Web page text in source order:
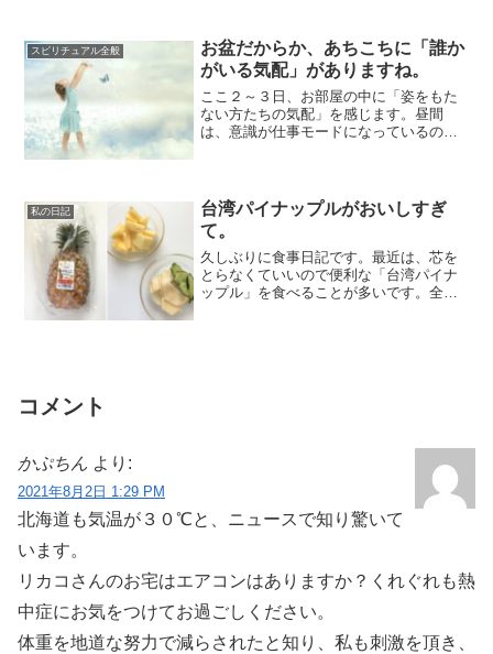
スピリチュアル全般
お盆だからか、あちこちに「誰か
がいる気配」がありますね。
ここ２～３日、お部屋の中に「姿をもた
ない方たちの気配」を感じます。昼間
は、意識が仕事モードになっているので
私の日記
台湾パイナップルがおいしすぎ
て。
久しぶりに食事日記です。最近は、芯を
とらなくていいので便利な「台湾パイナ
ップル」を食べることが多いです。全体
コメント
かぷちん より:
2021年8月2日 1:29 PM
北海道も気温が３０℃と、ニュースで知り驚いて
います。
リカコさんのお宅はエアコンはありますか？くれぐれも熱
中症にお気をつけてお過ごしください。
体重を地道な努力で減らされたと知り、私も刺激を頂き、